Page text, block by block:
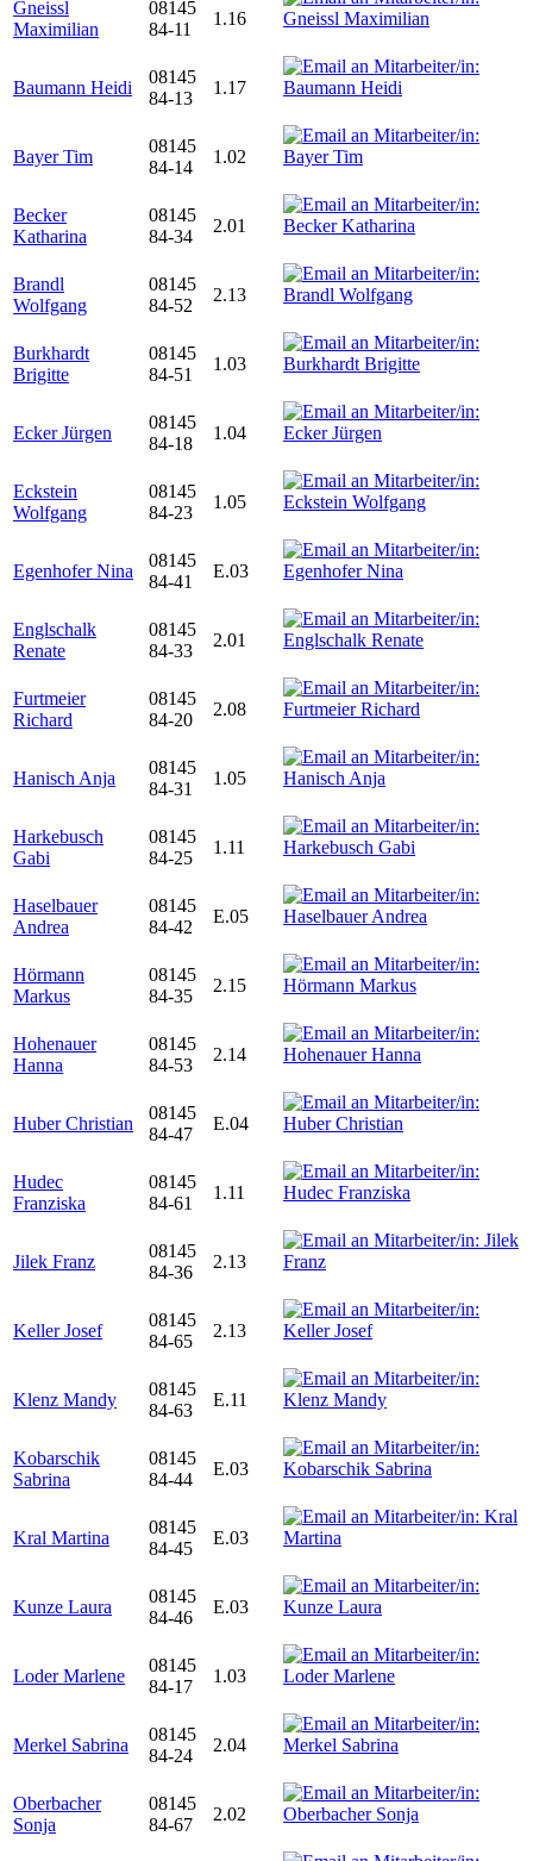
Gneissl
Maximilian
08145
84-11
1.16
Baumann Heidi
08145
84-13
1.17
Bayer Tim
08145
84-14
1.02
Becker
Katharina
08145
84-34
2.01
Brandl
Wolfgang
08145
84-52
2.13
Burkhardt
Brigitte
08145
84-51
1.03
Ecker Jürgen
08145
84-18
1.04
Eckstein
Wolfgang
08145
84-23
1.05
Egenhofer Nina
08145
84-41
E.03
Englschalk
Renate
08145
84-33
2.01
Furtmeier
Richard
08145
84-20
2.08
Hanisch Anja
08145
84-31
1.05
Harkebusch
Gabi
08145
84-25
1.11
Haselbauer
Andrea
08145
84-42
E.05
Hörmann
Markus
08145
84-35
2.15
Hohenauer
Hanna
08145
84-53
2.14
Huber Christian
08145
84-47
E.04
Hudec
Franziska
08145
84-61
1.11
Jilek Franz
08145
84-36
2.13
Keller Josef
08145
84-65
2.13
Klenz Mandy
08145
84-63
E.11
Kobarschik
Sabrina
08145
84-44
E.03
Kral Martina
08145
84-45
E.03
Kunze Laura
08145
84-46
E.03
Loder Marlene
08145
84-17
1.03
Merkel Sabrina
08145
84-24
2.04
Oberbacher
Sonja
08145
84-67
2.02